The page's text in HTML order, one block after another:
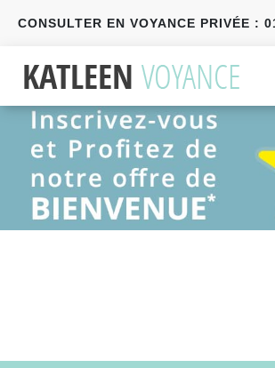
CONSULTER EN VOYANCE PRIVÉE :